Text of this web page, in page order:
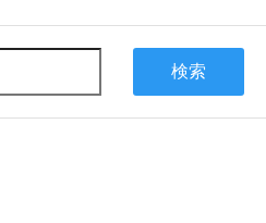
検索